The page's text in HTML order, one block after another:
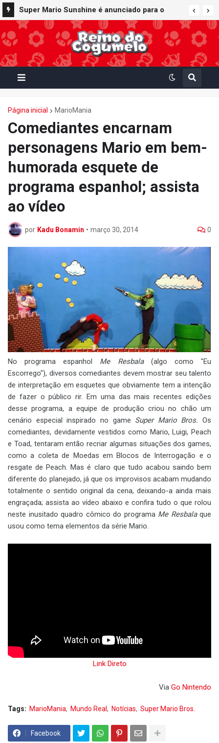
Super Mario Sunshine é anunciado para o
Nintendo GameCube - Nintendo Classics do
Nintendo Switch Online
Bob-bomba e Meca-koopa, inimigos
"mecânicos" de Super Mario, viram brinquedos
de corda no Super Nintendo World
Página inicial MarioMania
Comediantes encarnam
personagens Mario em bem-
humorada esquete de
programa espanhol; assista
ao vídeo
por Kadu Bonamin • março 30, 2014 0
No programa espanhol Me Resbala(algo como "Eu
Escorrego"), diversos comediantes devem mostrar seu talento
de interpretação em esquetes que obviamente tem a intenção
de fazer o público rir. Em uma das mais recentes edições
desse programa, a equipe de produção criou no chão um
cenário especial inspirado no game Super Mario Bros. Os
comediantes, devidamente vestidos como Mario, Luigi, Peach
e Toad, tentaram então recriar algumas situações dos games,
como a coleta de Moedas em Blocos de Interrogação e o
resgate de Peach. Mas é claro que tudo acabou saindo bem
diferente do planejado, já que os improvisos acabam mudando
totalmente o sentido original da cena, deixando-a ainda mais
engraçada; assista ao vídeo abaixo e confira tudo o que rolou
neste inusitado quadro cômico do programa Me Resbalaque
usou como tema elementos da série Mario.
Link Direto
Via Go Nintendo
Tags: MarioMania Mundo Real Notícias Super Mario Bros.
Facebook